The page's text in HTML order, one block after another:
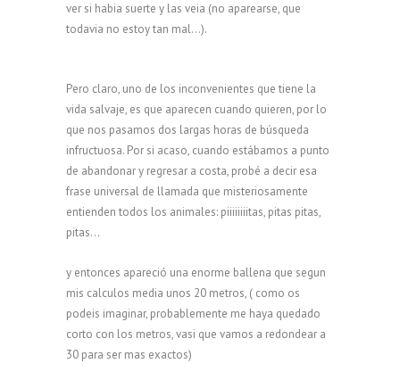
ver si habia suerte y las veia (no aparearse, que
todavia no estoy tan mal…).
Pero claro, uno de los inconvenientes que tiene la
vida salvaje, es que aparecen cuando quieren, por lo
que nos pasamos dos largas horas de búsqueda
infructuosa. Por si acaso, cuando estábamos a punto
de abandonar y regresar a costa, probé a decir esa
frase universal de llamada que misteriosamente
entienden todos los animales: piiiiiiiitas, pitas pitas,
pitas…
y entonces apareció una enorme ballena que segun
mis calculos media unos 20 metros, ( como os
podeis imaginar, probablemente me haya quedado
corto con los metros, vasi que vamos a redondear a
30 para ser mas exactos)